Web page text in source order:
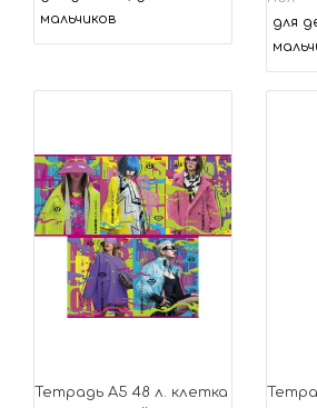
мальчиков
для
Тетрадь А5 48 л. клетка